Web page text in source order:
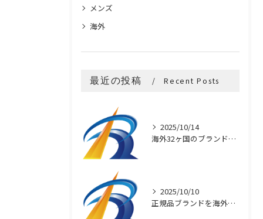
メンズ
海外
最近の投稿 Recent Posts
2025/10/14
海外32ヶ国のブランド買付け術
2025/10/10
正規品ブランドを海外直輸入で安く買う秘訣